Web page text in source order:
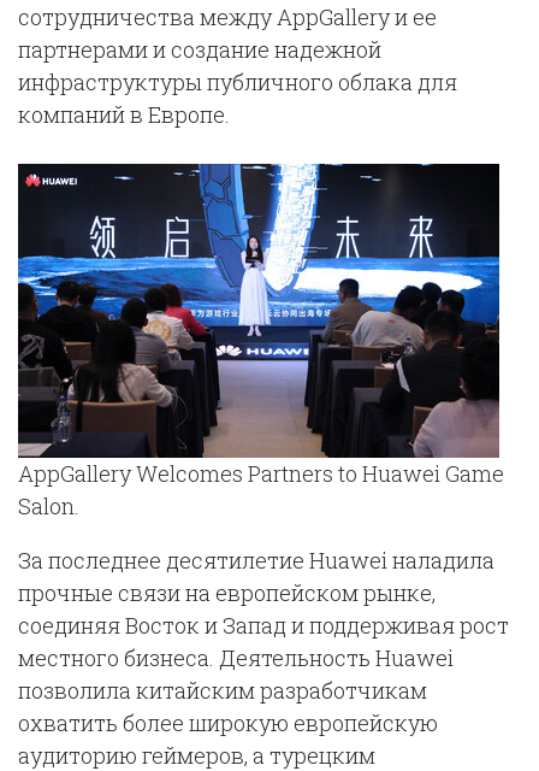
сотрудничества между AppGallery и ее
партнерами и создание надежной
инфраструктуры публичного облака для
компаний в Европе.
AppGallery Welcomes Partners to Huawei Game
Salon.
За последнее десятилетие Huawei наладила
прочные связи на европейском рынке,
соединяя Восток и Запад и поддерживая рост
местного бизнеса. Деятельность Huawei
позволила китайским разработчикам
охватить более широкую европейскую
аудиторию геймеров, а турецким